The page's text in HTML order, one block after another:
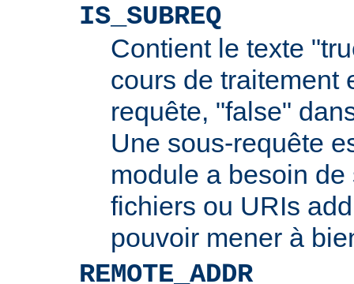
IS_SUBREQ
Contient le texte
cours de traitement
requête, "false"
Une sous-requête
module a besoin
fichiers ou URIs
pouvoir mener à
REMOTE_ADDR